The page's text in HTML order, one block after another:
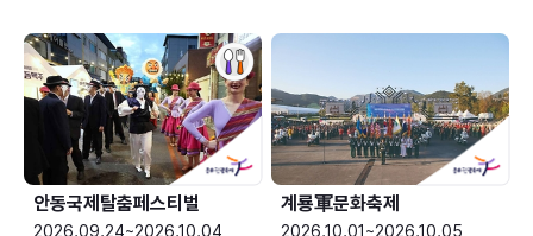
안동국제탈춤페스티벌
2026.09.24~2026.10.04
2026.10.01~2026.10.05